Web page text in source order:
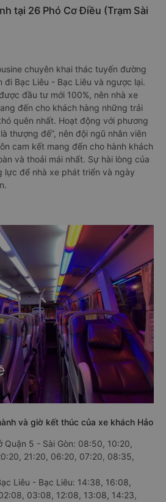
tại 26 Phó Cơ Điều (Trạm Sài
chuyên khai thác tuyến đường
đi Bạc Liêu - Bạc Liêu và ngược lại.
đầu tư mới 100%, nên nhà xe
đến cho khách hàng những trải
quên nhất. Hoạt động với phương
thượng đế”, nên đội ngũ nhân viên
cam kết mang đến cho hành khách
và thoải mái nhất. Sự hài lòng của
lực để nhà xe phát triển và ngày
và giờ kết thúc của xe khách Hảo
Quận 5 - Sài Gòn: 08:50, 10:20,
21:20, 06:20, 07:20, 08:35,
Liêu - Bạc Liêu: 14:38, 16:08,
03:08, 12:08, 13:08, 14:23,